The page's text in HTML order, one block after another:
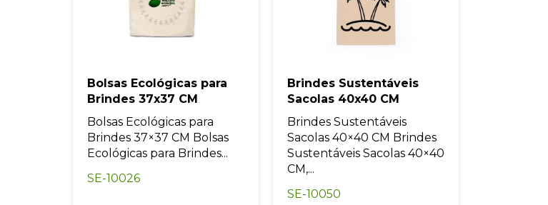
Bolsas Ecológicas para
Brindes 37x37 CM
Bolsas Ecológicas para
Brindes 37×37 CM Bolsas
Ecológicas para Brindes...
SE-10026
Brindes Sustentáveis
Sacolas 40x40 CM
Brindes Sustentáveis
Sacolas 40×40 CM Brindes
Sustentáveis Sacolas 40×40
CM,...
SE-10050